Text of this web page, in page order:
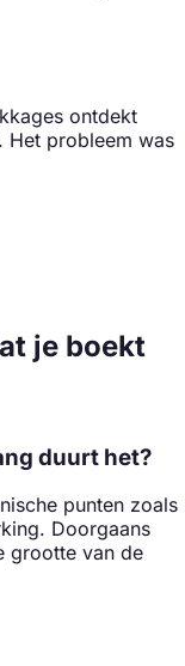
ontdekt
Het probleem was
je boekt
duurt het?
punten zoals
Doorgaans
grootte van de